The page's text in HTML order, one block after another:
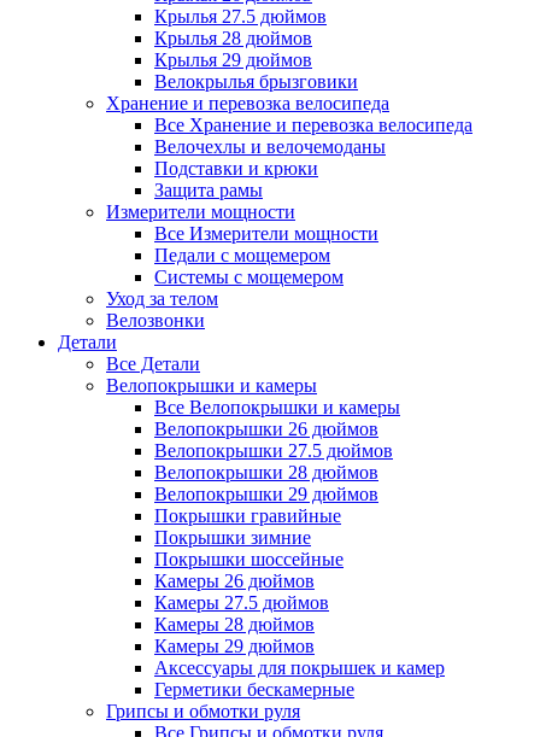
Крылья 27.5 дюймов
Крылья 28 дюймов
Крылья 29 дюймов
Велокрылья брызговики
Хранение и перевозка велосипеда
Все Хранение и перевозка велосипеда
Велочехлы и велочемоданы
Подставки и крюки
Защита рамы
Измерители мощности
Все Измерители мощности
Педали с мощемером
Системы с мощемером
Уход за телом
Велозвонки
Детали
Все Детали
Велопокрышки и камеры
Все Велопокрышки и камеры
Велопокрышки 26 дюймов
Велопокрышки 27.5 дюймов
Велопокрышки 28 дюймов
Велопокрышки 29 дюймов
Покрышки гравийные
Покрышки зимние
Покрышки шоссейные
Камеры 26 дюймов
Камеры 27.5 дюймов
Камеры 28 дюймов
Камеры 29 дюймов
Аксессуары для покрышек и камер
Герметики бескамерные
Грипсы и обмотки руля
Все Грипсы и обмотки руля